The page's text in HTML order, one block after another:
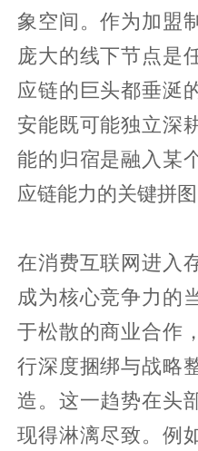
象空间。作为加盟
庞大的线下节点是
应链的巨头都垂涎
安能既可能独立深
能的归宿是融入某
应链能力的关键拼图
在消费互联网进入
成为核心竞争力的
于松散的商业合作
行深度捆绑与战略
造。这一趋势在头
现得淋漓尽致。例